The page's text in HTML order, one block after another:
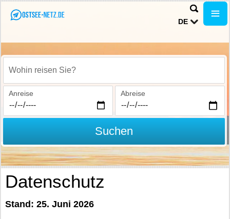
DE
Wohin reisen Sie?
Anreise Abreise
Suchen
Datenschutz
Stand: 25. Juni 2026